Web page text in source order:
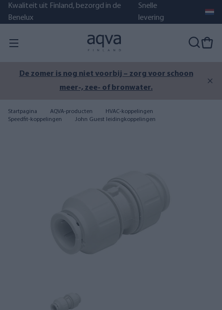
Kwaliteit uit Finland, bezorgd in de
Benelux
Snelle
levering
De zomer is nog niet voorbij – zorg voor schoon
meer-, zee- of bronwater.
Startpagina AQVA-producten
HVAC-koppelingen
Speedfit-koppelingen
John Guest leidingkoppelingen